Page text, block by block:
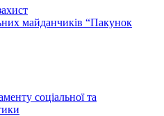
майданчиків “Пакунок
соціальної та